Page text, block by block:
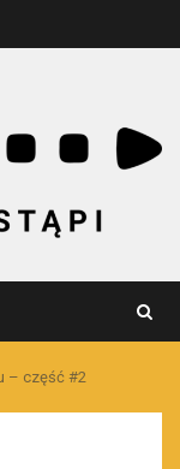
– część #2